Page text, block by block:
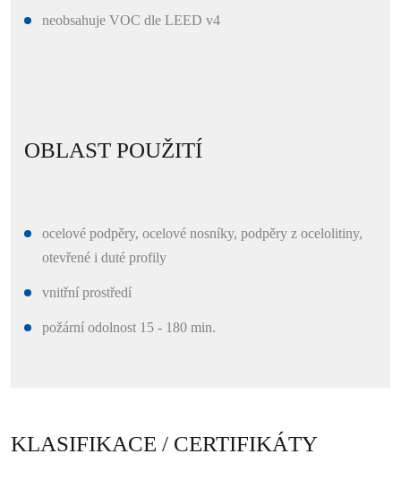
neobsahuje VOC dle LEED v4
OBLAST POUŽITÍ
ocelové podpěry, ocelové nosníky, podpěry z ocelolitiny,
otevřené i duté profily
vnitřní prostředí
požární odolnost 15 - 180 min.
KLASIFIKACE / CERTIFIKÁTY